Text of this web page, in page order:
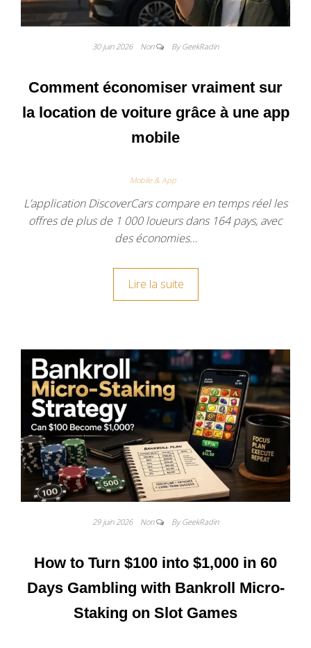
30 juin 2026 Non By GeekRadin
Comment économiser vraiment sur
la location de voiture grâce à une app
mobile
Mobile & App
L’application DiscoverCars compare en temps réel les
offres de plus de 1 000 loueurs dans 164 pays, avec
des économies…
Lire la suite
29 juin 2026 Non By GeekRadin
How to Turn $100 into $1,000 in 60
Days Gambling with Bankroll Micro-
Staking on Slot Games